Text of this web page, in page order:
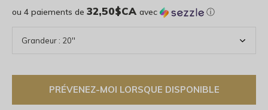
ou 4 paiements de 32,50$CA avec ⓘ
PRÉVENEZ-MOI LORSQUE DISPONIBLE